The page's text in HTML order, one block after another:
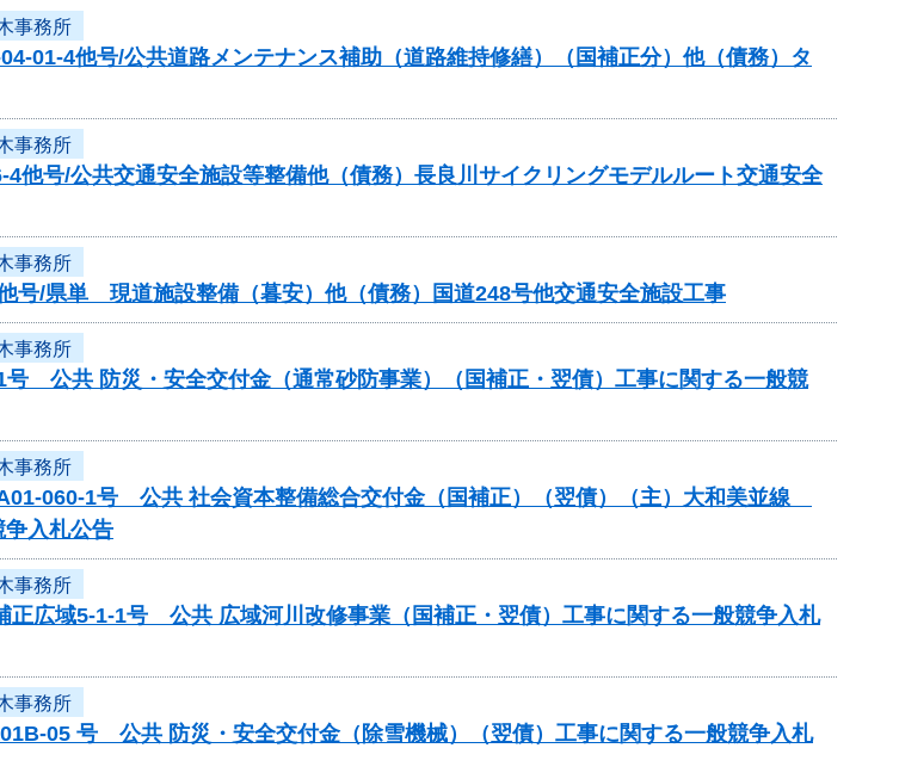
事務所
01-4他号/公共道路メンテナンス補助（道路維持修繕）（国補正分）他（債務）タ
事務所
4他号/公共交通安全施設等整備他（債務）長良川サイクリングモデルルート交通安全
事務所
号/県単 現道施設整備（暮安）他（債務）国道248号他交通安全施設工事
事務所
号 公共 防災・安全交付金（通常砂防事業）（国補正・翌債）工事に関する一般競
事務所
A01-060-1号 公共 社会資本整備総合交付金（国補正）（翌債）（主）大和美並線
入札公告
事務所
正広域5-1-1号 公共 広域河川改修事業（国補正・翌債）工事に関する一般競争入札
事務所
05 号 公共 防災・安全交付金（除雪機械）（翌債）工事に関する一般競争入札